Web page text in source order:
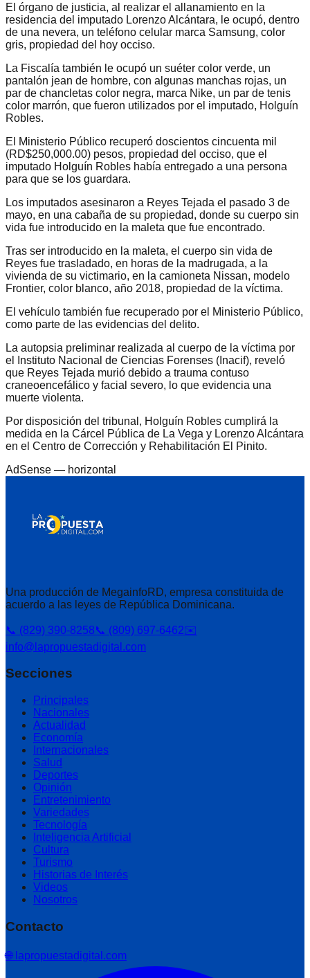
El órgano de justicia, al realizar el allanamiento en la
residencia del imputado Lorenzo Alcántara, le ocupó, dentro
de una nevera, un teléfono celular marca Samsung, color
gris, propiedad del hoy occiso.
La Fiscalía también le ocupó un suéter color verde, un
pantalón jean de hombre, con algunas manchas rojas, un
par de chancletas color negra, marca Nike, un par de tenis
color marrón, que fueron utilizados por el imputado, Holguín
Robles.
El Ministerio Público recuperó doscientos cincuenta mil
(RD$250,000.00) pesos, propiedad del occiso, que el
imputado Holguín Robles había entregado a una persona
para que se los guardara.
Los imputados asesinaron a Reyes Tejada el pasado 3 de
mayo, en una cabaña de su propiedad, donde su cuerpo sin
vida fue introducido en la maleta que fue encontrado.
Tras ser introducido en la maleta, el cuerpo sin vida de
Reyes fue trasladado, en horas de la madrugada, a la
vivienda de su victimario, en la camioneta Nissan, modelo
Frontier, color blanco, año 2018, propiedad de la víctima.
El vehículo también fue recuperado por el Ministerio Público,
como parte de las evidencias del delito.
La autopsia preliminar realizada al cuerpo de la víctima por
el Instituto Nacional de Ciencias Forenses (Inacif), reveló
que Reyes Tejada murió debido a trauma contuso
craneoencefálico y facial severo, lo que evidencia una
muerte violenta.
Por disposición del tribunal, Holguín Robles cumplirá la
medida en la Cárcel Pública de La Vega y Lorenzo Alcántara
en el Centro de Corrección y Rehabilitación El Pinito.
AdSense — horizontal
Una producción de MegainfoRD, empresa constituida de
acuerdo a las leyes de República Dominicana.
📞 (829) 390-8258📞 (809) 697-6462✉️
info@lapropuestadigital.com
Secciones
Principales
Nacionales
Actualidad
Economía
Internacionales
Salud
Deportes
Opinión
Entretenimiento
Variedades
Tecnología
Inteligencia Artificial
Cultura
Turismo
Historias de Interés
Videos
Nosotros
Contacto
🌐 lapropuestadigital.com